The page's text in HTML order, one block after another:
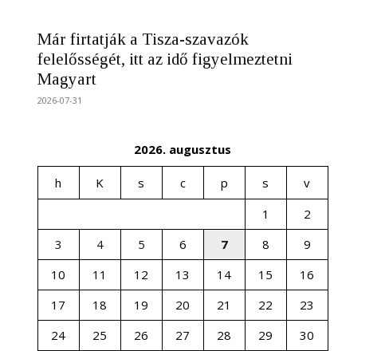
Már firtatják a Tisza-szavazók
felelősségét, itt az idő figyelmeztetni
Magyart
2026-07-31
2026. augusztus
h K s c p s
v
1
2
3
4 5 6 7 8
9
10
11 12 13 14 15
16
17
18 19 20 21 22
23
24
25 26 27 28 29
30